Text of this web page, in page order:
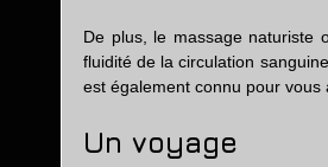
De plus, le massage naturiste
fluidité de la circulation
est également connu pour vous
Un voyage